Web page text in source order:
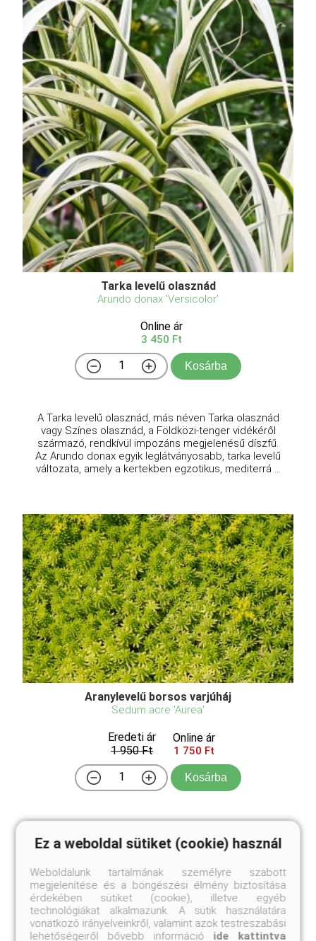
Tarka levelű olasznád
Arundo donax 'Versicolor'
Online ár
3 450 Ft
Kosárba
A Tarka levelű olasznád, más néven Tarka olasznád
vagy Színes olasznád, a Földközi-tenger vidékéről
származó, rendkívül impozáns megjelenésű díszfű.
Az Arundo donax egyik leglátványosabb, tarka levelű
változata, amely a kertekben egzotikus, mediterrá ...
Aranylevelű borsos varjúháj
Sedum acre 'Aurea'
Eredeti ár
1 950 Ft
Online ár
1 750 Ft
Kosárba
kihajtáskor szinte világít a többi növény között. Igen
szép! Az aranylevelű borsos varjúháj (Sedum acre
'Aurea') egy kedvelt pozsgás növény, amely a
kőrisfélék családjába tartozik. Kicsi, sűrű, aranysárga
...
Ez a weboldal sütiket (cookie) használ
Weboldalunk tartalmának személyre szabott
megjelenítése és a böngészési élmény biztosítása
érdekében sütiket (cookie), illetve egyéb
technológiákat alkalmazunk. A sütik használatára
vonatkozó irányelveinkről, valamint azok testreszabási
lehetőségeiről bővebb információ ide kattintva